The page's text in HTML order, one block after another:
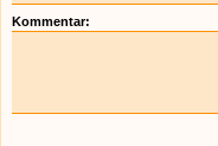
Kommentar: